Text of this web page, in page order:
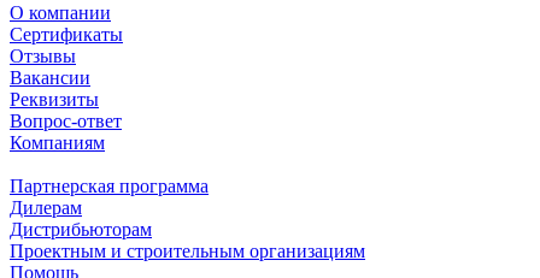
О компании
Сертификаты
Отзывы
Вакансии
Реквизиты
Вопрос-ответ
Компаниям
Партнерская программа
Дилерам
Дистрибьюторам
Проектным и строительным организациям
Помощь